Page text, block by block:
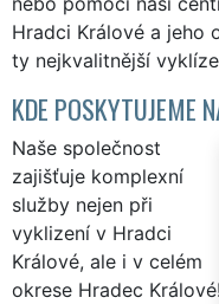
Hradci Králové a jeho
ty nejkvalitnější
KDE POSKYTUJEME
Naše společnost
zajišťuje komplexní
služby nejen při
vyklizení v Hradci
Králové, ale i v celém
okrese Hradec Králové!